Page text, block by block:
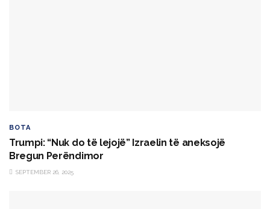
BOTA
Trumpi: “Nuk do të lejojë” Izraelin të aneksojë
Bregun Perëndimor
SEPTEMBER 26, 2025